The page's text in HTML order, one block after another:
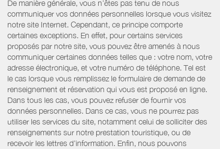
De manière générale, vous n’êtes pas tenu de nous
communiquer vos données personnelles lorsque vous visitez
notre site Internet. Cependant, ce principe comporte
certaines exceptions. En effet, pour certains services
proposés par notre site, vous pouvez être amenés à nous
communiquer certaines données telles que : votre nom, votre
adresse électronique, et votre numéro de téléphone. Tel est
le cas lorsque vous remplissez le formulaire de demande de
renseignement et réservation qui vous est proposé en ligne.
Dans tous les cas, vous pouvez refuser de fournir vos
données personnelles. Dans ce cas, vous ne pourrez pas
utiliser les services du site, notamment celui de solliciter des
renseignements sur notre prestation touristique, ou de
recevoir les lettres d’information. Enfin, nous pouvons